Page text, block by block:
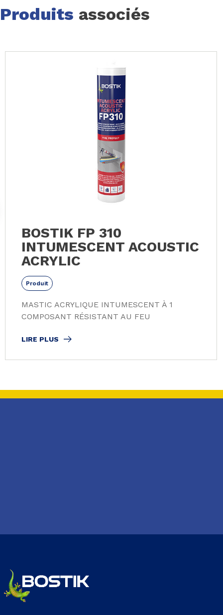
Produits associés
BOSTIK FP 310
INTUMESCENT ACOUSTIC
ACRYLIC
Produit
MASTIC ACRYLIQUE INTUMESCENT À 1
COMPOSANT RÉSISTANT AU FEU
LIRE PLUS